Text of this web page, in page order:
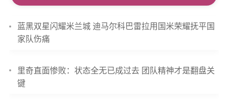
蓝黑双星闪耀米兰城 迪马尔科巴雷拉用国米荣耀抚平国
家队伤痛
里奇直面惨败：状态全无已成过去 团队精神才是翻盘关
键